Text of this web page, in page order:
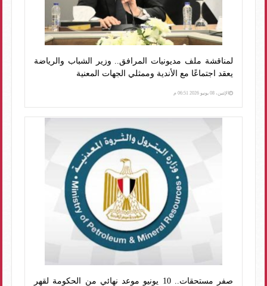
لمناقشة ملف مديونيات المرافق.. وزير الشباب والرياضة
يعقد اجتماعًا مع الأندية وممثلي الجهات المعنية
الإثنين، 08 يونيو 2026 06:51 م
صفر مستحقات.. 10 يونيو موعد نهائي من الحكومة لقهر